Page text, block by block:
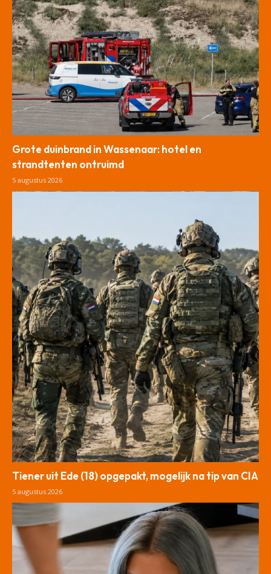
Grote duinbrand in Wassenaar: hotel en
strandtenten ontruimd
5 augustus 2026
Tiener uit Ede (18) opgepakt, mogelijk na tip van CIA
5 augustus 2026